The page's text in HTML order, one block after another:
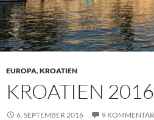
EUROPA,KROATIEN
KROATIEN
6. SEPTEMBER 2016 9